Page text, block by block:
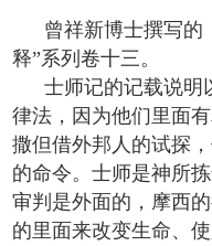
曾祥新博士撰写的
释”系列卷十三。
士师记的记载说明
律法，因为他们里面
撒但借外邦人的试探
的命令。士师是神所
审判是外面的，摩西
的里面来改变生命、使